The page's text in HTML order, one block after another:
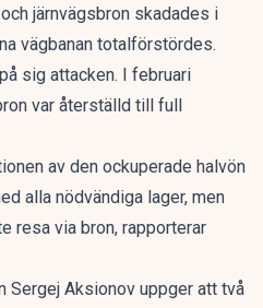
järnvägsbron skadades i
vägbanan totalförstördes.
sig attacken. I februari
var återställd till full
av den ockuperade halvön
alla nödvändiga lager, men
resa via bron, rapporterar
Sergej Aksionov uppger att två